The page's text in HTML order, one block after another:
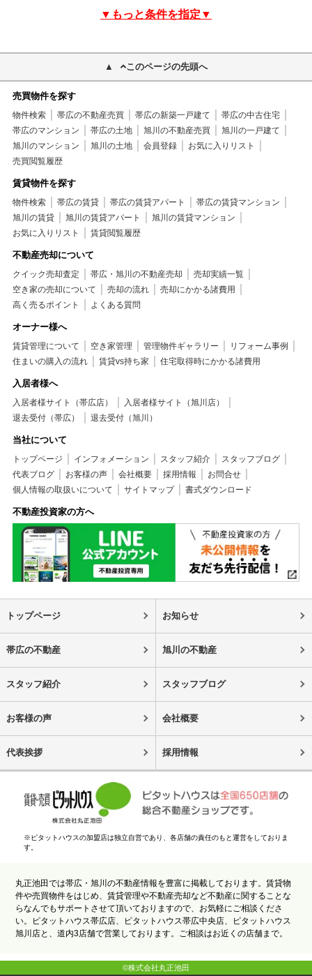
▼もっと条件を指定▼
このページの先頭へ
売買物件を探す
物件検索 帯広の不動産売買 帯広の新築一戸建て
帯広の中古住宅
帯広のマンション
帯広の土地 旭川の不動産売買
旭川の一戸建て
旭川のマンション
旭川の土地 会員登録
お気に入りリスト
売買閲覧履歴
賃貸物件を探す
物件検索 帯広の賃貸 帯広の賃貸アパート
帯広の賃貸マンション
旭川の賃貸
旭川の賃貸アパート
旭川の賃貸マンション
お気に入りリスト
賃貸閲覧履歴
不動産売却について
クイック売却査定 帯広・旭川の不動産売却
売却実績一覧
空き家の売却について
売却の流れ
売却にかかる諸費用
高く売るポイント
よくある質問
オーナー様へ
賃貸管理について 空き家管理 管理物件ギャラリー
リフォーム事例
住まいの購入の流れ
賃貸vs持ち家 住宅取得時にかかる諸費用
入居者様へ
入居者様サイト（帯広店）
入居者様サイト（旭川店）
退去受付（帯広）
退去受付（旭川）
当社について
トップページ インフォメーション スタッフ紹介
スタッフブログ
代表ブログ
お客様の声 会社概要 採用情報
お問合せ
個人情報の取扱いについて
サイトマップ 書式ダウンロード
不動産投資家の方へ
トップページ お知らせ
帯広の不動産 旭川の不動産
スタッフ紹介 スタッフブログ
お客様の声 会社概要
代表挨拶 採用情報
※ピタットハウスの加盟店は独立自営であり、各店舗の責任のもと運営をしておりま
す。
丸正池田では帯広・旭川の不動産情報を豊富に掲載しております。賃貸物
件や売買物件をはじめ、賃貸管理や不動産売却など不動産に関することな
らなんでもサポートさせて頂いておりますので、お気軽にご相談くださ
い。ピタットハウス帯広店、ピタットハウス帯広中央店、ピタットハウス
旭川店と、道内3店舗で営業しております。ご相談はお近くの店舗まで。
©株式会社丸正池田